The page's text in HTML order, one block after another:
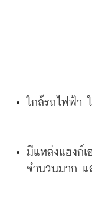
ใกล้รถไฟฟ้า
มีแหล่งแฮงก์เ
จำนวนมาก แ